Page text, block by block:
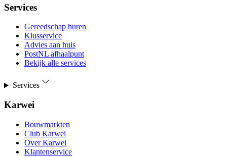
Services
Gereedschap huren
Klusservice
Advies aan huis
PostNL afhaalpunt
Bekijk alle services
Services
Karwei
Bouwmarkten
Club Karwei
Over Karwei
Klantenservice